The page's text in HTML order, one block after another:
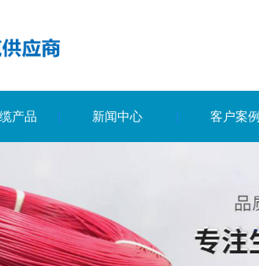
产品 新闻中心 客户案例